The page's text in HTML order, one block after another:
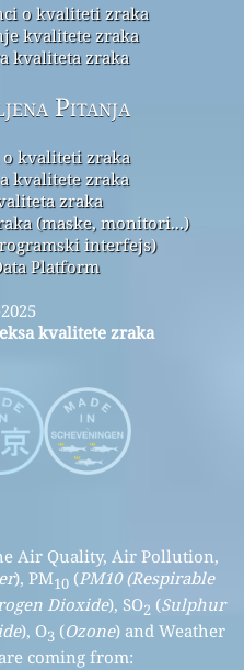
o kvaliteti zraka
kvalitete zraka
kvaliteta zraka
Pitanja
kvaliteti zraka
kvalitete zraka
zraka
(maske, monitori...)
interfejs)
Platform
kvalitete zraka
Air Quality, Air Pollution,
), PM10(PM10 (Respirable
Dioxide), SO2 (Sulphur
), O3 (Ozone) and Weather
coming from: